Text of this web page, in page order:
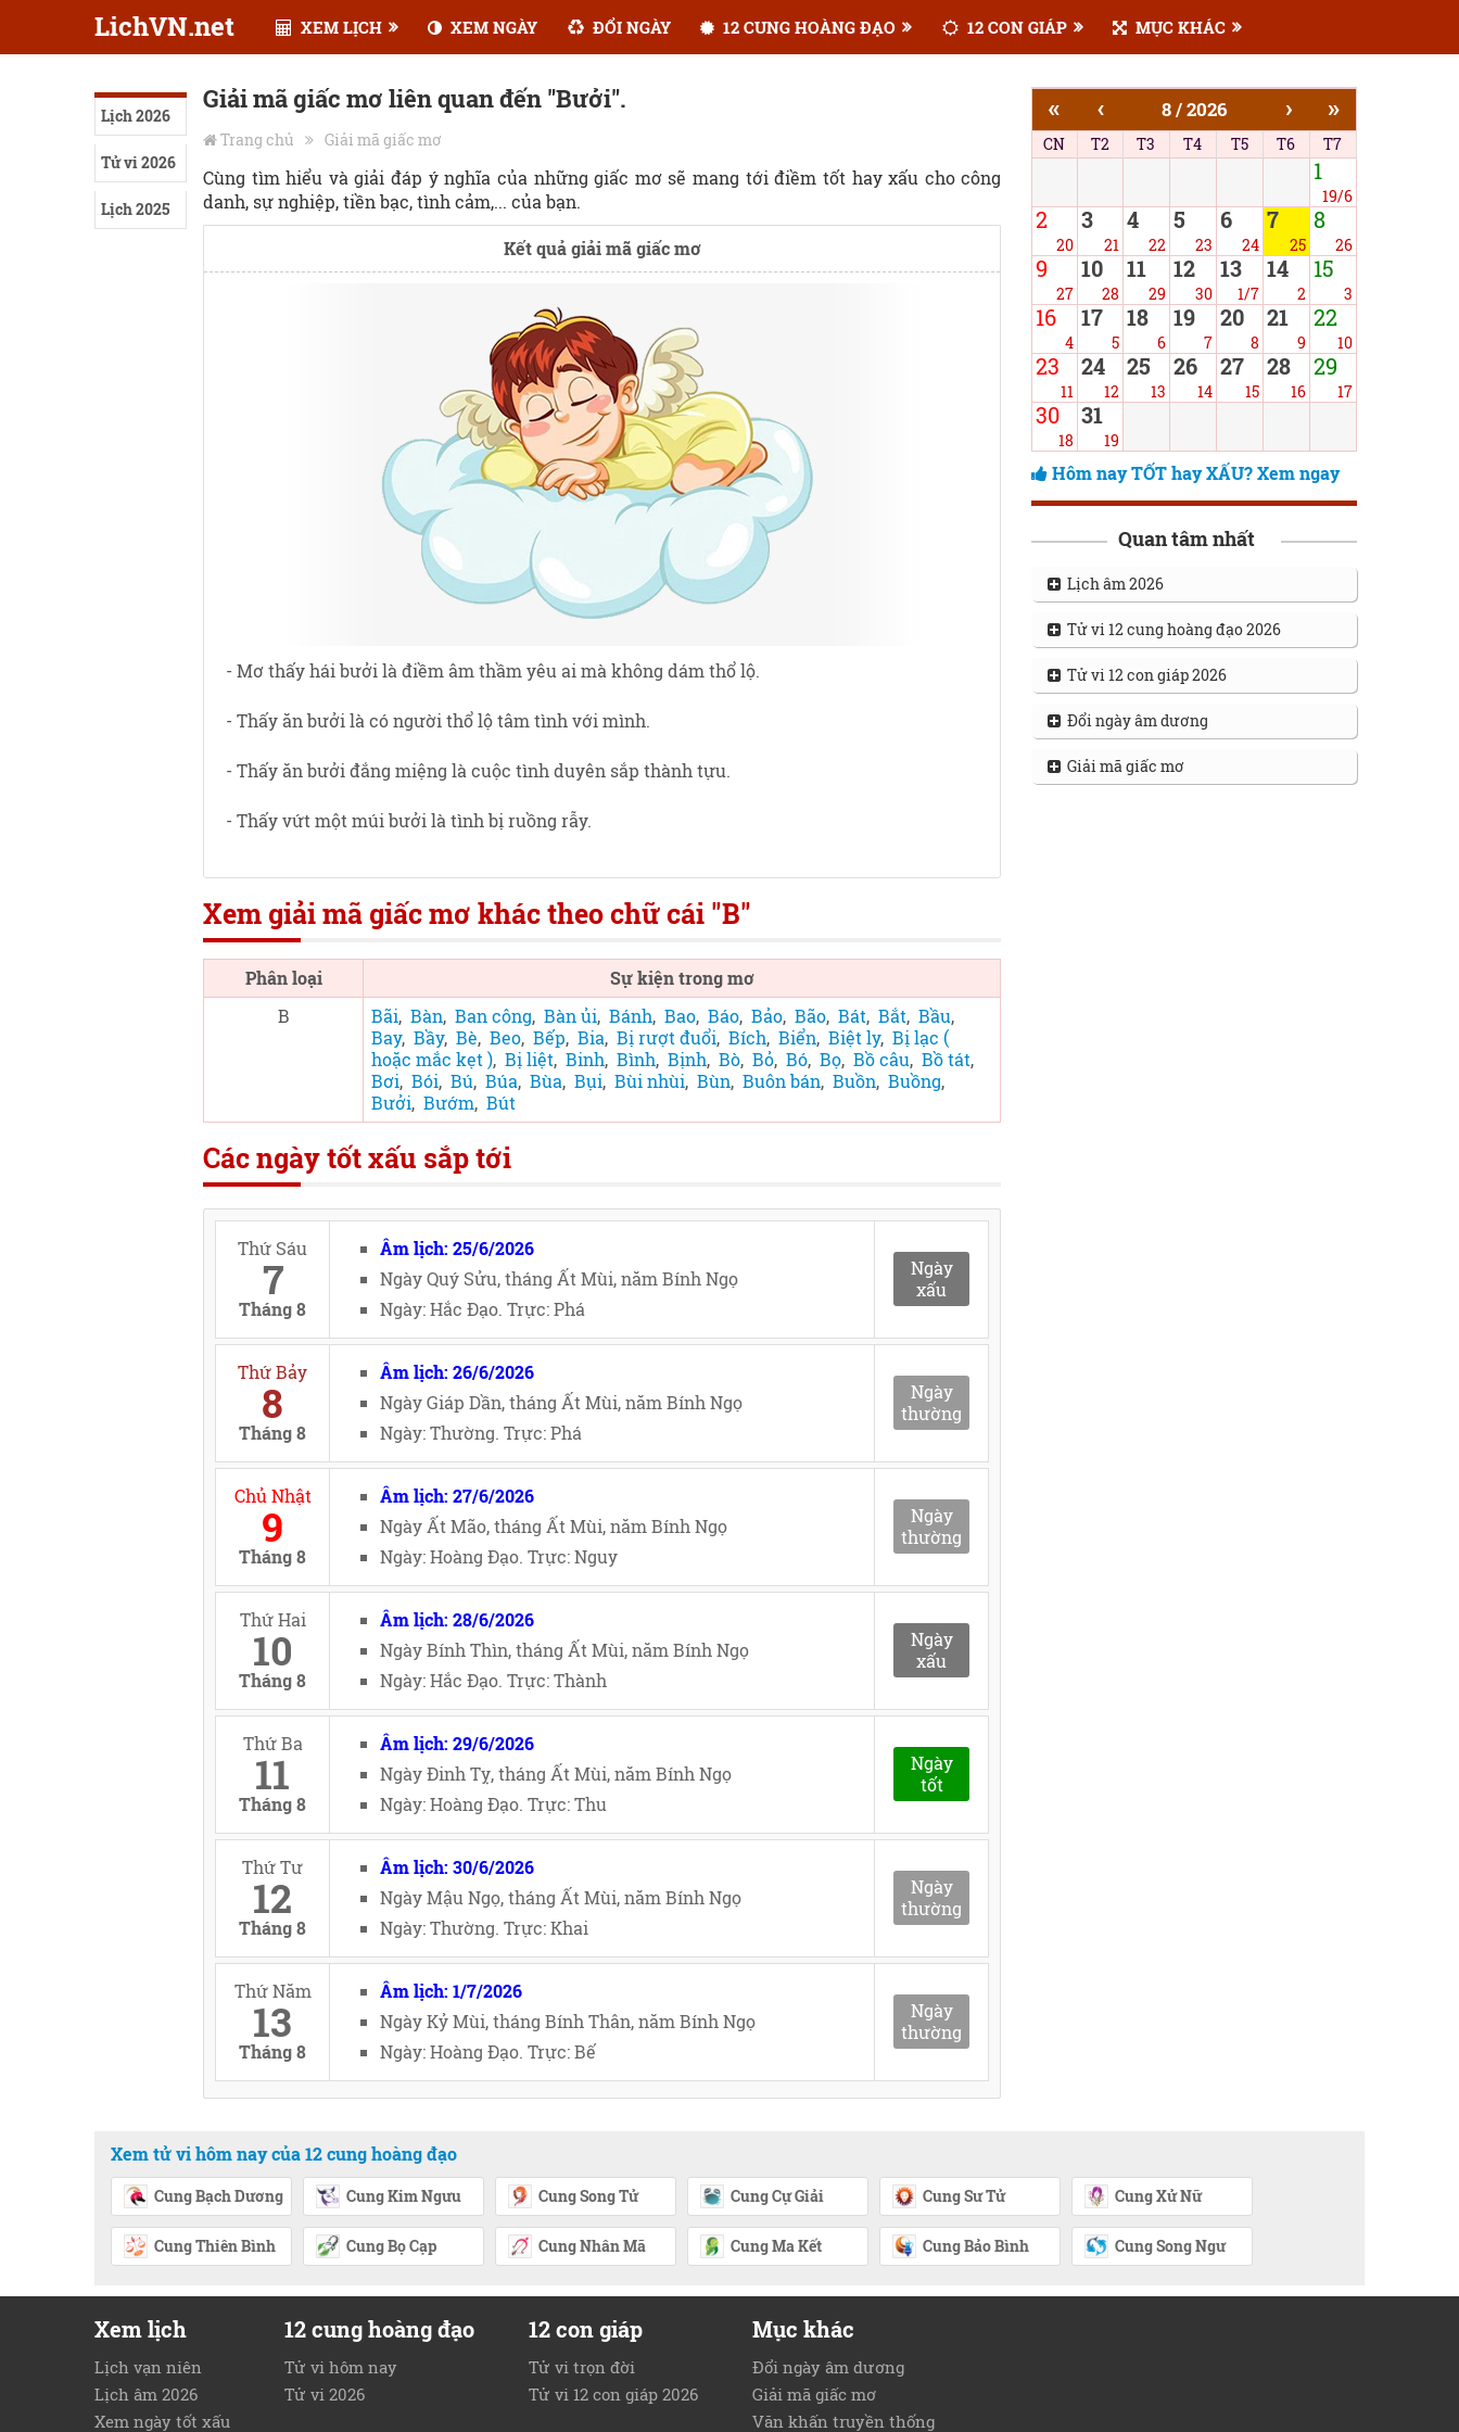
LichVN.net XEM LỊCH XEM NGÀY ĐỔI NGÀY 12 CUNG HOÀNG ĐẠO 12 CON GIÁP MỤC KHÁC
Lịch 2026
Tử vi 2026
Lịch 2025
Giải mã giấc mơ liên quan đến "Bưởi".
Trang chủ Giải mã giấc mơ
Cùng tìm hiểu và giải đáp ý nghĩa của những giấc mơ sẽ mang tới điềm tốt hay xấu cho công
danh, sự nghiệp, tiền bạc, tình cảm,... của bạn.
Kết quả giải mã giấc mơ
- Mơ thấy hái bưởi là điềm âm thầm yêu ai mà không dám thổ lộ.
- Thấy ăn bưởi là có người thổ lộ tâm tình với mình.
- Thấy ăn bưởi đắng miệng là cuộc tình duyên sắp thành tựu.
- Thấy vứt một múi bưởi là tình bị ruồng rẫy.
Xem giải mã giấc mơ khác theo chữ cái "B"
Phân loại
Sự kiện trong mơ
B
Bãi, Bàn, Ban công, Bàn ủi, Bánh, Bao, Báo, Bảo, Bão, Bát, Bắt, Bầu,
Bay, Bầy, Bè, Beo, Bếp, Bia, Bị rượt đuổi, Bích, Biển, Biệt ly, Bị lạc (
hoặc mắc kẹt ), Bị liệt, Binh, Bình, Bịnh, Bò, Bỏ, Bó, Bọ, Bồ câu, Bồ tát,
Bơi, Bói, Bú, Búa, Bùa, Bụi, Bùi nhùi, Bùn, Buôn bán, Buồn, Buồng,
Bưởi, Bướm, Bút
Các ngày tốt xấu sắp tới
Thứ Sáu
7
Tháng 8
Âm lịch: 25/6/2026
Ngày Quý Sửu, tháng Ất Mùi, năm Bính Ngọ
Ngày: Hắc Đạo. Trực: Phá
Ngày
xấu
Thứ Bảy
8
Tháng 8
Âm lịch: 26/6/2026
Ngày Giáp Dần, tháng Ất Mùi, năm Bính Ngọ
Ngày: Thường. Trực: Phá
Ngày
thường
Chủ Nhật
9
Tháng 8
Âm lịch: 27/6/2026
Ngày Ất Mão, tháng Ất Mùi, năm Bính Ngọ
Ngày: Hoàng Đạo. Trực: Nguy
Ngày
thường
Thứ Hai
10
Tháng 8
Âm lịch: 28/6/2026
Ngày Bính Thìn, tháng Ất Mùi, năm Bính Ngọ
Ngày: Hắc Đạo. Trực: Thành
Ngày
xấu
Thứ Ba
11
Tháng 8
Âm lịch: 29/6/2026
Ngày Đinh Tỵ, tháng Ất Mùi, năm Bính Ngọ
Ngày: Hoàng Đạo. Trực: Thu
Ngày
tốt
Thứ Tư
12
Tháng 8
Âm lịch: 30/6/2026
Ngày Mậu Ngọ, tháng Ất Mùi, năm Bính Ngọ
Ngày: Thường. Trực: Khai
Ngày
thường
Thứ Năm
13
Tháng 8
Âm lịch: 1/7/2026
Ngày Kỷ Mùi, tháng Bính Thân, năm Bính Ngọ
Ngày: Hoàng Đạo. Trực: Bế
Ngày
thường
« ‹ 8 / 2026 › »
CN T2 T3 T4 T5 T6 T7
1
19/6
2
20
3
21
4
22
5
23
6
24
7
25
8
26
9
27
10
28
11
29
12
30
13
1/7
14
2
15
3
16
4
17
5
18
6
19
7
20
8
21
9
22
10
23
11
24
12
25
13
26
14
27
15
28
16
29
17
30
18
31
19
Hôm nay TỐT hay XẤU? Xem ngay
Quan tâm nhất
Lịch âm 2026
Tử vi 12 cung hoàng đạo 2026
Tử vi 12 con giáp 2026
Đổi ngày âm dương
Giải mã giấc mơ
Xem tử vi hôm nay của 12 cung hoàng đạo
Cung Bạch Dương Cung Kim Ngưu Cung Song Tử Cung Cự Giải Cung Sư Tử Cung Xử Nữ
Cung Thiên Bình Cung Bọ Cạp Cung Nhân Mã Cung Ma Kết Cung Bảo Bình Cung Song Ngư
Xem lịch
Lịch vạn niên
Lịch âm 2026
Xem ngày tốt xấu
12 cung hoàng đạo
Tử vi hôm nay
Tử vi 2026
12 con giáp
Tử vi trọn đời
Tử vi 12 con giáp 2026
Mục khác
Đổi ngày âm dương
Giải mã giấc mơ
Văn khấn truyền thống